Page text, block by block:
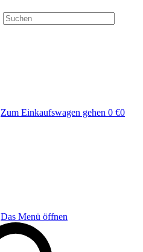
Zum Einkaufswagen gehen 0 €0
Das Menü öffnen